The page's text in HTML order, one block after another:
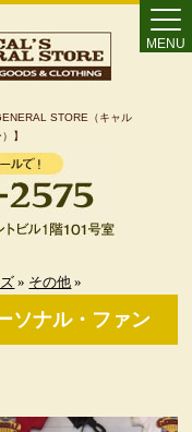
STORE（キャル
】
MENU
表記
» その他 »
ソナル・ファン